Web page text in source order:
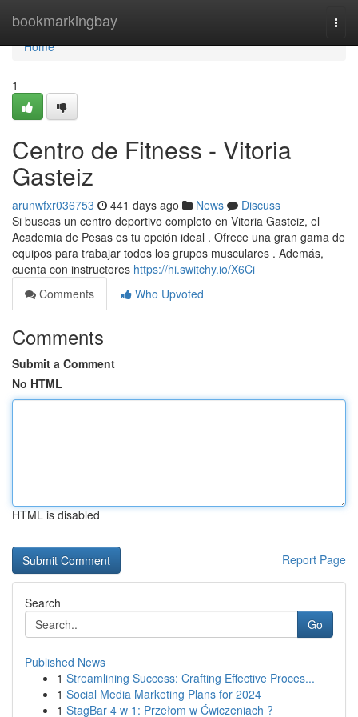
bookmarkingbay
Home
Home
1
Centro de Fitness - Vitoria
Gasteiz
arunwfxr036753 441 days ago News
Discuss
Si buscas un centro deportivo completo en Vitoria Gasteiz, el
Academia de Pesas es tu opción ideal . Ofrece una gran gama de
equipos para trabajar todos los grupos musculares . Además,
cuenta con instructores https://hi.switchy.io/X6Ci
Comments
Who Upvoted
Comments
Submit a Comment
No HTML
HTML is disabled
Report Page
Search
Go
Published News
1 Streamlining Success: Crafting Effective Proces...
1 Social Media Marketing Plans for 2024
1 StagBar 4 w 1: Przełom w Ćwiczeniach ?